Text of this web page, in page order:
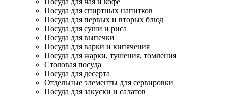
Посуда для чая и кофе
Посуда для спиртных напитков
Посуда для первых и вторых блюд
Посуда для суши и риса
Посуда для выпечки
Посуда для варки и кипячения
Посуда для жарки, тушения, томления
Столовая посуда
Посуда для десерта
Отдельные элементы для сервировки
Посуда для закуски и салатов